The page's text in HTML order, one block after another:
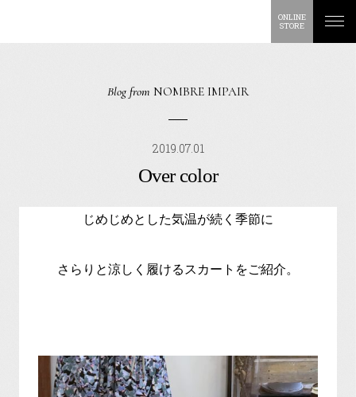
ONLINE
STORE
Blog from NOMBRE IMPAIR
2019.07.01
Over color
じめじめとした気温が続く季節に
さらりと涼しく履けるスカートをご紹介。